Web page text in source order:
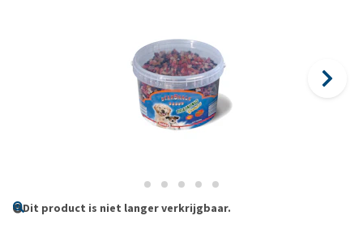
Dit product is niet langer verkrijgbaar.